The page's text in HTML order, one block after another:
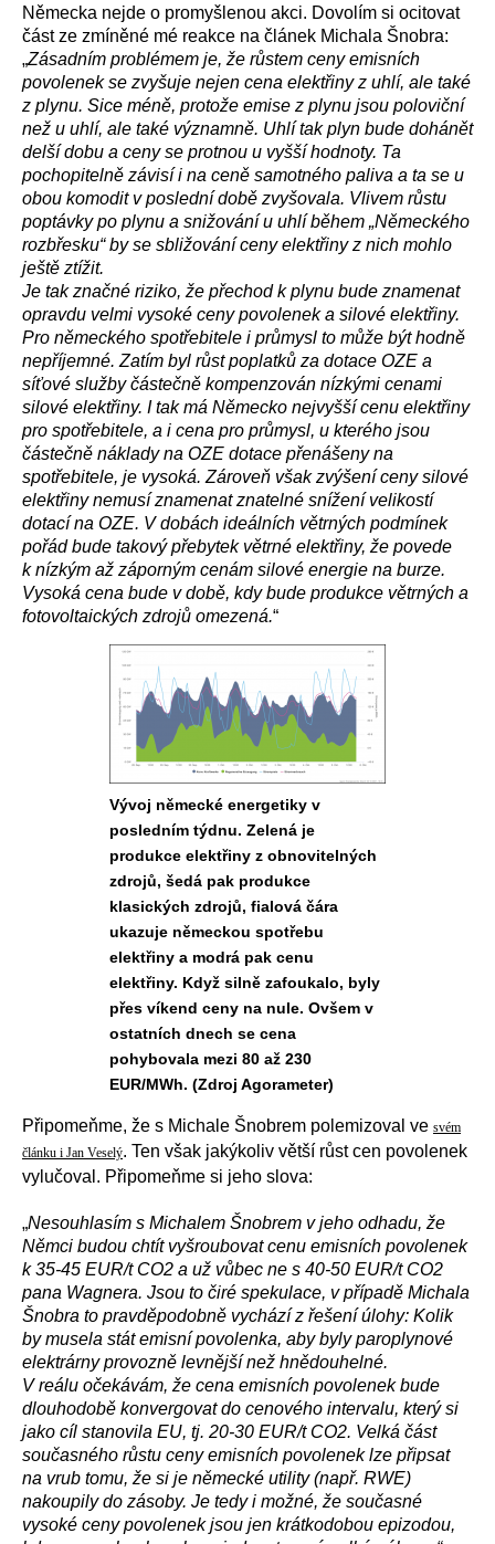
Německa nejde o promyšlenou akci. Dovolím si ocitovat
část ze zmíněné mé reakce na článek Michala Šnobra:
„Zásadním problémem je, že růstem ceny emisních
povolenek se zvyšuje nejen cena elektřiny z uhlí, ale také
z plynu. Sice méně, protože emise z plynu jsou poloviční
než u uhlí, ale také významně. Uhlí tak plyn bude dohánět
delší dobu a ceny se protnou u vyšší hodnoty. Ta
pochopitelně závisí i na ceně samotného paliva a ta se u
obou komodit v poslední době zvyšovala. Vlivem růstu
poptávky po plynu a snižování u uhlí během „Německého
rozbřesku“ by se sbližování ceny elektřiny z nich mohlo
ještě ztížit.
Je tak značné riziko, že přechod k plynu bude znamenat
opravdu velmi vysoké ceny povolenek a silové elektřiny.
Pro německého spotřebitele i průmysl to může být hodně
nepříjemné. Zatím byl růst poplatků za dotace OZE a
síťové služby částečně kompenzován nízkými cenami
silové elektřiny. I tak má Německo nejvyšší cenu elektřiny
pro spotřebitele, a i cena pro průmysl, u kterého jsou
částečně náklady na OZE dotace přenášeny na
spotřebitele, je vysoká. Zároveň však zvýšení ceny silové
elektřiny nemusí znamenat znatelné snížení velikostí
dotací na OZE. V dobách ideálních větrných podmínek
pořád bude takový přebytek větrné elektřiny, že povede
k nízkým až záporným cenám silové energie na burze.
Vysoká cena bude v době, kdy bude produkce větrných a
fotovoltaických zdrojů omezená.“
Vývoj německé energetiky v
posledním týdnu. Zelená je
produkce elektřiny z obnovitelných
zdrojů, šedá pak produkce
klasických zdrojů, fialová čára
ukazuje německou spotřebu
elektřiny a modrá pak cenu
elektřiny. Když silně zafoukalo, byly
přes víkend ceny na nule. Ovšem v
ostatních dnech se cena
pohybovala mezi 80 až 230
EUR/MWh. (Zdroj Agorameter)
Připomeňme, že s Michale Šnobrem polemizoval ve svém
článku i Jan Veselý. Ten však jakýkoliv větší růst cen povolenek
vylučoval. Připomeňme si jeho slova:
„Nesouhlasím s Michalem Šnobrem v jeho odhadu, že
Němci budou chtít vyšroubovat cenu emisních povolenek
k 35-45 EUR/t CO2 a už vůbec ne s 40-50 EUR/t CO2
pana Wagnera. Jsou to čiré spekulace, v případě Michala
Šnobra to pravděpodobně vychází z řešení úlohy: Kolik
by musela stát emisní povolenka, aby byly paroplynové
elektrárny provozně levnější než hnědouhelné.
V reálu očekávám, že cena emisních povolenek bude
dlouhodobě konvergovat do cenového intervalu, který si
jako cíl stanovila EU, tj. 20-30 EUR/t CO2. Velká část
současného růstu ceny emisních povolenek lze připsat
na vrub tomu, že si je německé utility (např. RWE)
nakoupily do zásoby. Je tedy i možné, že současné
vysoké ceny povolenek jsou jen krátkodobou epizodou,